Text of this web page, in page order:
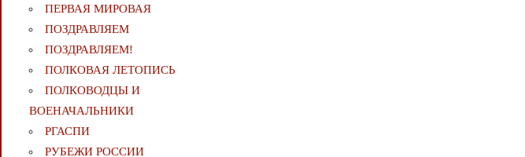
ПЕРВАЯ МИРОВАЯ
ПОЗДРАВЛЯЕМ
ПОЗДРАВЛЯЕМ!
ПОЛКОВАЯ ЛЕТОПИСЬ
ПОЛКОВОДЦЫ И
ВОЕНАЧАЛЬНИКИ
РГАСПИ
РУБЕЖИ РОССИИ